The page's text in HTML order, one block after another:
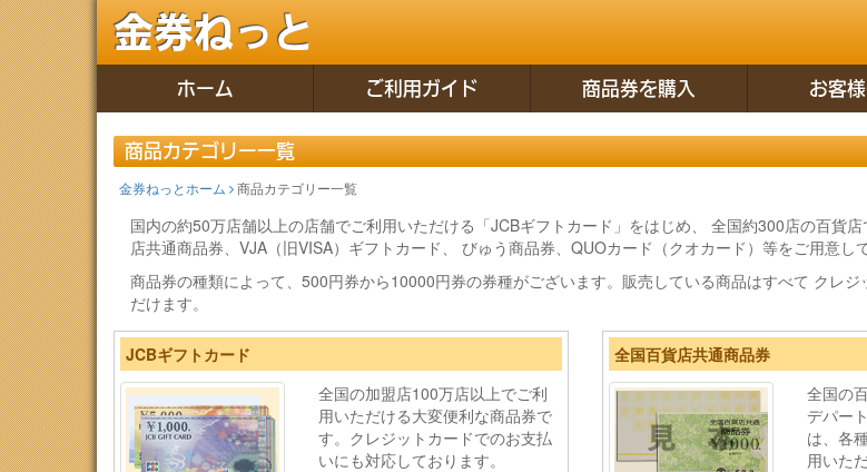
金券ねっと
ホーム ご利用ガイド 商品券を購入 お客
商品カテゴリー一覧
金券ねっとホーム
商品カテゴリー一覧
国内の約50万店舗以上の店舗でご利用いただける「JCBギフトカード」をはじめ、 全国約300店の百貨
店共通商品券、VJA（旧VISA）ギフトカード、 びゅう商品券、QUOカード（クオカード）等をご用意し
商品券の種類によって、500円券から10000円券の券種がございます。販売している商品はすべて クレジ
だけます。
JCBギフトカード
全国の加盟店100万店以上でご利
用いただける大変便利な商品券で
す。クレジットカードでのお支払
いにも対応しております。
全国百貨店共通商品券
全国の
デパー
は、各
用いた